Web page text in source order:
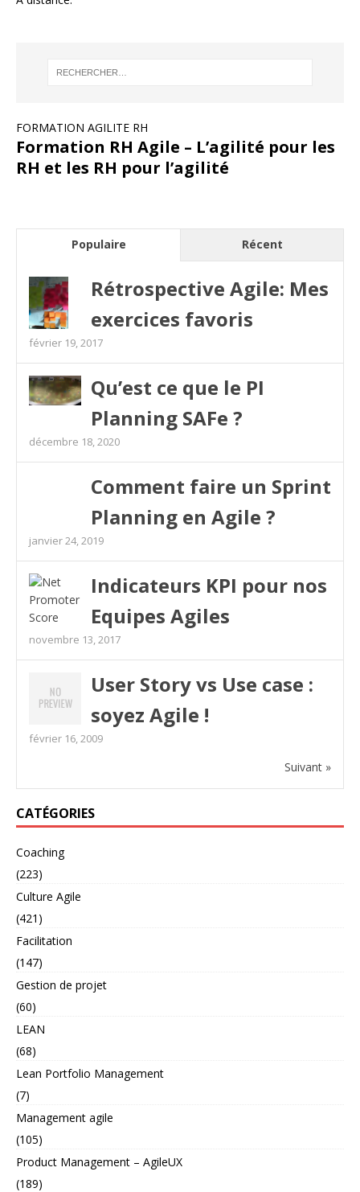
FORMATION AGILITE RH
Formation RH Agile – L’agilité pour les
RH et les RH pour l’agilité
Populaire Récent
Rétrospective Agile: Mes
exercices favoris
février 19, 2017
Qu’est ce que le PI
Planning SAFe ?
décembre 18, 2020
Comment faire un Sprint
Planning en Agile ?
janvier 24, 2019
Indicateurs KPI pour nos
Equipes Agiles
novembre 13, 2017
User Story vs Use case :
soyez Agile !
février 16, 2009
Suivant »
CATÉGORIES
Coaching
(223)
Culture Agile
(421)
Facilitation
(147)
Gestion de projet
(60)
LEAN
(68)
Lean Portfolio Management
(7)
Management agile
(105)
Product Management – AgileUX
(189)